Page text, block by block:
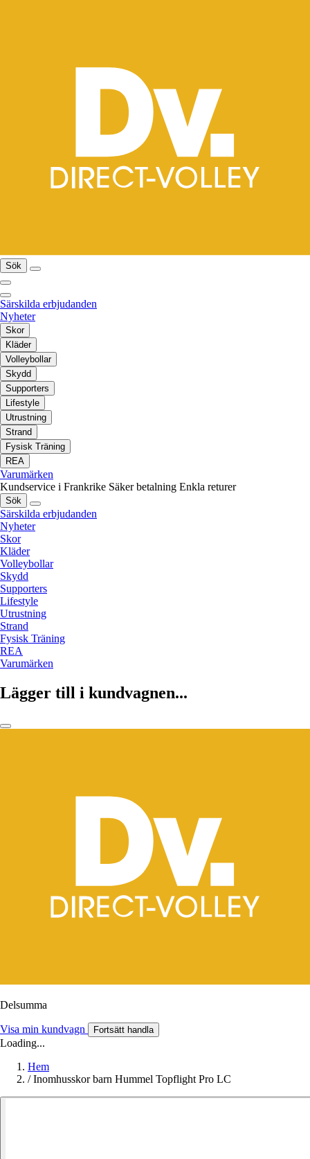
Sök
Särskilda erbjudanden
Nyheter
Skor
Kläder
Volleybollar
Skydd
Supporters
Lifestyle
Utrustning
Strand
Fysisk Träning
REA
Varumärken
Kundservice i Frankrike Säker betalning Enkla returer
Sök
Särskilda erbjudanden
Nyheter
Skor
Kläder
Volleybollar
Skydd
Supporters
Lifestyle
Utrustning
Strand
Fysisk Träning
REA
Varumärken
Lägger till i kundvagnen...
Delsumma
Visa min kundvagn Fortsätt handla
Loading...
Hem
/ Inomhusskor barn Hummel Topflight Pro LC